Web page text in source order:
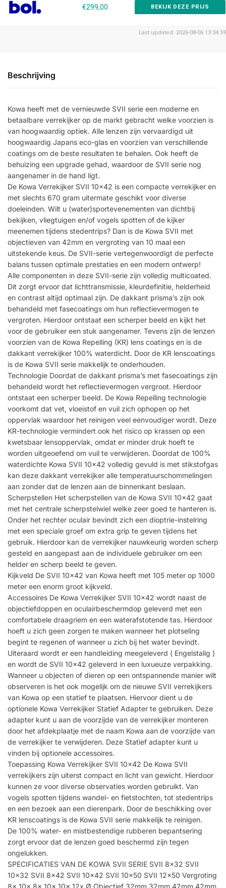
€299,00 BEKIJK DEZE PRIJS
Last updated: 2026-08-06 13:34:59
Beschrijving
Kowa heeft met de vernieuwde SVII serie een moderne en
betaalbare verrekijker op de markt gebracht welke voorzien is
van hoogwaardig optiek. Alle lenzen zijn vervaardigd uit
hoogwaardig Japans eco-glas en voorzien van verschillende
coatings om de beste resultaten te behalen. Ook heeft de
behuizing een upgrade gehad, waardoor de SVII serie nog
aangenamer in de hand ligt.
De Kowa Verrekijker SVII 10×42 is een compacte verrekijker en
met slechts 670 gram uitermate geschikt voor diverse
doeleinden. Wilt u (water)sportevenementen van dichtbij
bekijken, vliegtuigen en/of vogels spotten of de kijker
meenemen tijdens stedentrips? Dan is de Kowa SVII met
objectieven van 42mm en vergroting van 10 maal een
uitstekende keus. De SVII-serie vertegenwoordigt de perfecte
balans tussen optimale prestaties en een modern ontwerp!
Alle componenten in deze SVII-serie zijn volledig multicoated.
Dit zorgt ervoor dat lichttransmissie, kleurdefinitie, helderheid
en contrast altijd optimaal zijn. De dakkant prisma’s zijn ook
behandeld met fasecoatings om hun reflectievermogen te
vergroten. Hierdoor ontstaat een scherper beeld en kijkt het
voor de gebruiker een stuk aangenamer. Tevens zijn de lenzen
voorzien van de Kowa Repelling (KR) lens coatings en is de
dakkant verrekijker 100% waterdicht. Door de KR lenscoatings
is de Kowa SVII serie makkelijk te onderhouden.
Technologie Doordat de dakkant prisma’s met fasecoatings zijn
behandeld wordt het reflectievermogen vergroot. Hierdoor
ontstaat een scherper beeld. De Kowa Repelling technologie
voorkomt dat vet, vloeistof en vuil zich ophopen op het
oppervlak waardoor het reinigen veel eenvoudiger wordt. Deze
KR-technologie vermindert ook het risico op krassen op een
kwetsbaar lensoppervlak, omdat er minder druk hoeft te
worden uitgeoefend om vuil te verwijderen. Doordat de 100%
waterdichte Kowa SVII 10×42 volledig gevuld is met stikstofgas
kan deze dakkant verrekijker alle temperatuurschommelingen
aan zonder dat de lenzen aan de binnenkant beslaan.
Scherpstellen Het scherpstellen van de Kowa SVII 10×42 gaat
met het centrale scherpstelwiel welke zeer goed te hanteren is.
Onder het rechter oculair bevindt zich een dioptrie-instelring
met een speciale groef om extra grip te geven tijdens het
gebruik. Hierdoor kan de verrekijker nauwkeurig worden scherp
gesteld en aangepast aan de individuele gebruiker om een
helder en scherp beeld te geven.
Kijkveld De SVII 10×42 van Kowa heeft met 105 meter op 1000
meter een enorm groot kijkveld.
Accessoires De Kowa Verrekijker SVII 10×42 wordt naast de
objectiefdoppen en oculairbeschermdop geleverd met een
comfortabele draagriem en een waterafstotende tas. Hierdoor
hoeft u zich geen zorgen te maken wanneer het plotseling
begint te regenen of wanneer u zich bij het water bevindt.
Uiteraard wordt er een handleiding meegeleverd ( Engelstalig )
en wordt de SVII 10×42 geleverd in een luxueuze verpakking.
Wanneer u objecten of dieren op een ontspannende manier wilt
observeren is het ook mogelijk om de nieuwe SVII verrekijkers
van Kowa op een statief te plaatsen. Hiervoor dient u de
optionele Kowa Verrekijker Statief Adapter te gebruiken. Deze
adapter kunt u aan de voorzijde van de verrekijker monteren
door het afdekplaatje met de naam Kowa aan de voorzijde van
de verrekijker te verwijderen. Deze Statief adapter kunt u
vinden bij optionele accessoires.
Toepassing Kowa Verrekijker SVII 10×42 De Kowa SVII
verrekijkers zijn uiterst compact en licht van gewicht. Hierdoor
kunnen ze voor diverse observaties worden gebruikt. Van
vogels spotten tijdens wandel- en fietstochten, tot stedentrips
en een bezoek aan een dierenpark. Door de beschikking over
KR lenscoatings is de Kowa SVII serie makkelijk te reinigen.
De 100% water- en mistbestendige rubberen bepantsering
zorgt ervoor dat de lenzen goed beschermd zijn tegen
ongelukken.
SPECIFICATIES VAN DE KOWA SVII SERIE SVII 8×32 SVII
10×32 SVII 8×42 SVII 10×42 SVII 10×50 SVII 12×50 Vergroting